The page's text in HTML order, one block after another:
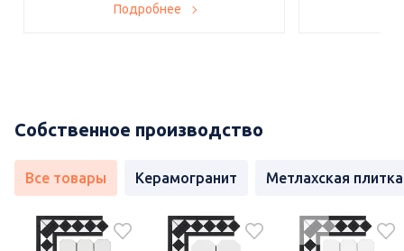
Подробнее
Собственное производство
Все товары Керамогранит Метлахская плитка